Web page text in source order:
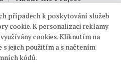
OPTIMUS s.r.o.
případech k poskytování služeb
cookie. K personalizaci reklamy
cookies. Kliknutím na
s jejich použitím a s načtením
kódů.